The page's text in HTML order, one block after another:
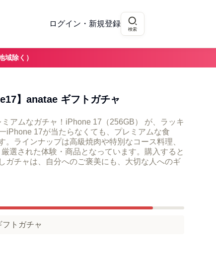
ログイン・新規登録
検索
除く）
】anatae ギフトガチャ
アムなガチャ！iPhone 17（256GB） が、ラッキ
iPhone 17が当たらなくても、プレミアムな食
ラインナップは高級焼肉や特別なコース料理、
選された体験・商品となっています。購入すると
ガチャは、自分へのご褒美にも、大切な人へのギ
フトガチャ